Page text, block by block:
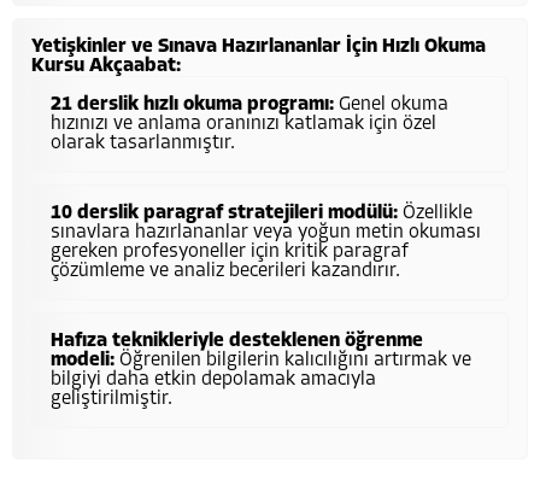
Yetişkinler ve Sınava Hazırlananlar İçin Hızlı Okuma
Kursu Akçaabat:
21 derslik hızlı okuma programı: Genel okuma
hızınızı ve anlama oranınızı katlamak için özel
olarak tasarlanmıştır.
10 derslik paragraf stratejileri modülü: Özellikle
sınavlara hazırlananlar veya yoğun metin okuması
gereken profesyoneller için kritik paragraf
çözümleme ve analiz becerileri kazandırır.
Hafıza teknikleriyle desteklenen öğrenme
modeli: Öğrenilen bilgilerin kalıcılığını artırmak ve
bilgiyi daha etkin depolamak amacıyla
geliştirilmiştir.